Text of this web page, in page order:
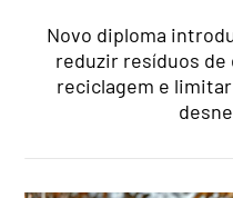
Novo diploma
reduzir resíduos de
reciclagem e